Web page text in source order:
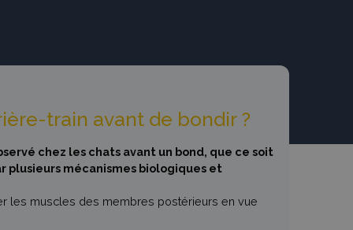
train avant de bondir ?
chez les chats avant un bond, que ce soit
plusieurs mécanismes biologiques et
les muscles des membres postérieurs en vue